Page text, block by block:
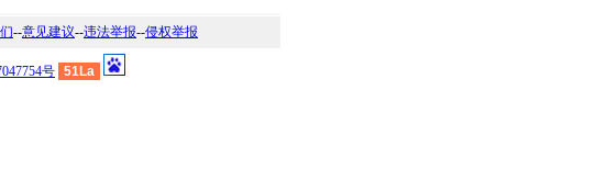
--意见建议--违法举报--侵权举报
号 51La